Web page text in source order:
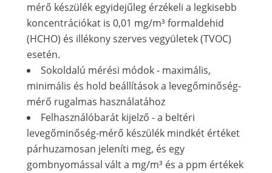
mérő készülék egyidejűleg érzékeli a legkisebb
koncentrációkat is 0,01 mg/m³ formaldehid
(HCHO) és illékony szerves vegyületek (TVOC)
esetén.
Sokoldalú mérési módok - maximális,
minimális és hold beállítások a levegőminőség-
mérő rugalmas használatához
Felhasználóbarát kijelző - a beltéri
levegőminőség-mérő készülék mindkét értéket
párhuzamosan jeleníti meg, és egy
gombnyomással vált a mg/m³ és a ppm értékek